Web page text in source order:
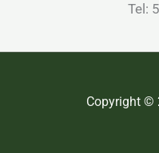
Tel:
Copyright ©